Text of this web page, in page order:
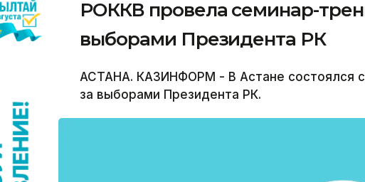
РОККВ провела семинар-
выборами Президента РК
АСТАНА. КАЗИНФОРМ - В Астане состоялся
за выборами Президента РК.